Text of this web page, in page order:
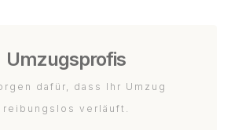
Umzugsprofis
dafür, dass Ihr Umzug
reibungslos verläuft.